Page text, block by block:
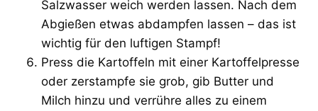
Salzwasser weich werden lassen. Nach dem
Abgießen etwas abdampfen lassen – das ist
wichtig für den luftigen Stampf!
Press die Kartoffeln mit einer Kartoffelpresse
oder zerstampfe sie grob, gib Butter und
Milch hinzu und verrühre alles zu einem